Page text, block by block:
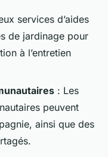
services d’aides
de jardinage pour
à l’entretien
: Les
peuvent
ainsi que des